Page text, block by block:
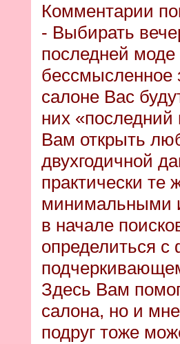
Комментарии
- Выбирать
последней
бессмысленное
салоне Вас
них «последний
Вам открыть
двухгодичной
практически те
минимальными
в начале
определиться
Здесь Вам
салона, но и
подруг тоже